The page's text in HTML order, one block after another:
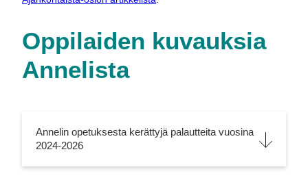
Oppilaiden kuvauksia
Annelista
Annelin opetuksesta kerättyjä palautteita vuosina
2024-2026